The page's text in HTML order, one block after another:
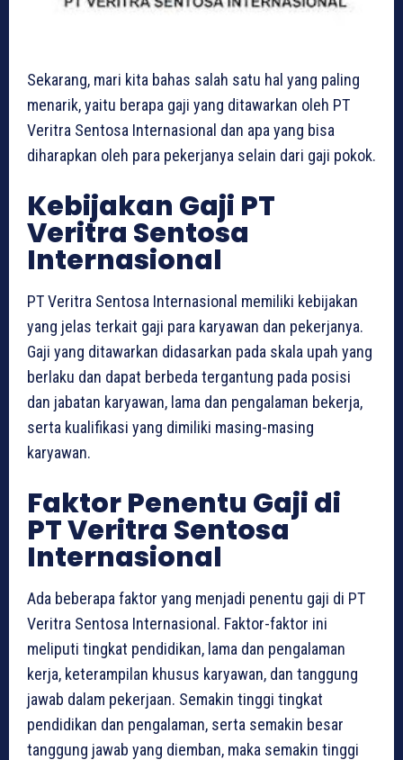
Sekarang, mari kita bahas salah satu hal yang paling
menarik, yaitu berapa gaji yang ditawarkan oleh PT
Veritra Sentosa Internasional dan apa yang bisa
diharapkan oleh para pekerjanya selain dari gaji pokok.
Kebijakan Gaji PT
Veritra Sentosa
Internasional
PT Veritra Sentosa Internasional memiliki kebijakan
yang jelas terkait gaji para karyawan dan pekerjanya.
Gaji yang ditawarkan didasarkan pada skala upah yang
berlaku dan dapat berbeda tergantung pada posisi
dan jabatan karyawan, lama dan pengalaman bekerja,
serta kualifikasi yang dimiliki masing-masing
karyawan.
Faktor Penentu Gaji di
PT Veritra Sentosa
Internasional
Ada beberapa faktor yang menjadi penentu gaji di PT
Veritra Sentosa Internasional. Faktor-faktor ini
meliputi tingkat pendidikan, lama dan pengalaman
kerja, keterampilan khusus karyawan, dan tanggung
jawab dalam pekerjaan. Semakin tinggi tingkat
pendidikan dan pengalaman, serta semakin besar
tanggung jawab yang diemban, maka semakin tinggi